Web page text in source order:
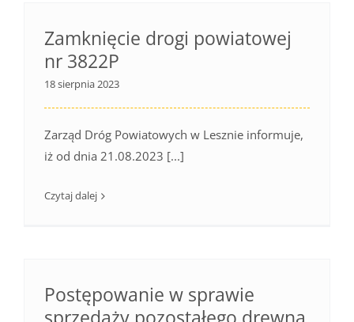
Zamknięcie drogi powiatowej
nr 3822P
18 sierpnia 2023
Zarząd Dróg Powiatowych w Lesznie informuje,
iż od dnia 21.08.2023 [...]
Czytaj dalej
Postępowanie w sprawie